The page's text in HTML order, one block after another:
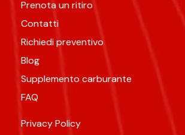
Prenota un ritiro
Contatti
Richiedi preventivo
Blog
Supplemento carburante
FAQ
Privacy Policy